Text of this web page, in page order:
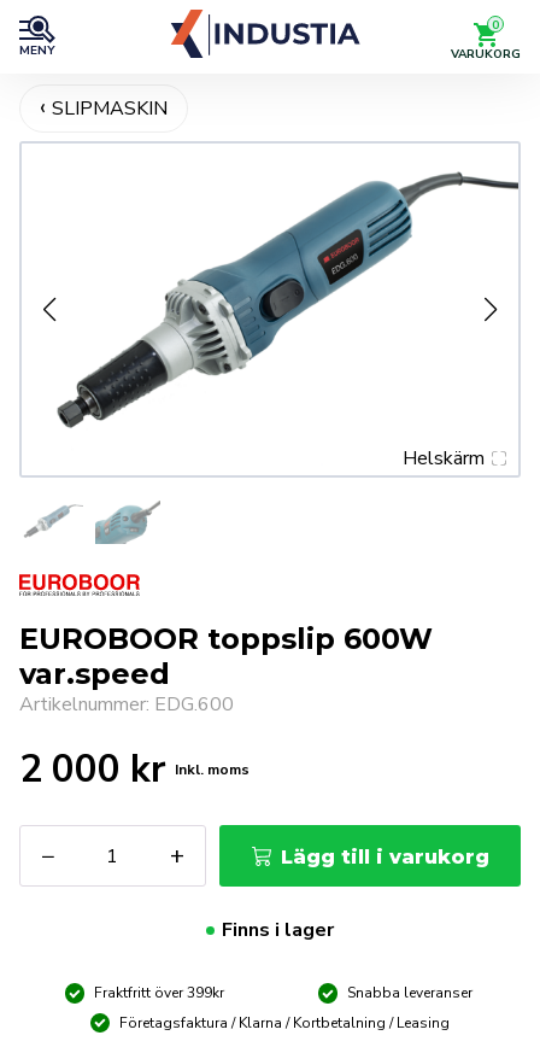
MENY
0
VARUKORG
SLIPMASKIN
Helskärm
EUROBOOR toppslip 600W
var.speed
Artikelnummer: EDG.600
2 000 kr Inkl. moms
−
toppslip
600W
+ Lägg till i varukorg
Finns i lager
Fraktfritt över 399kr
Snabba leveranser
Företagsfaktura / Klarna / Kortbetalning / Leasing